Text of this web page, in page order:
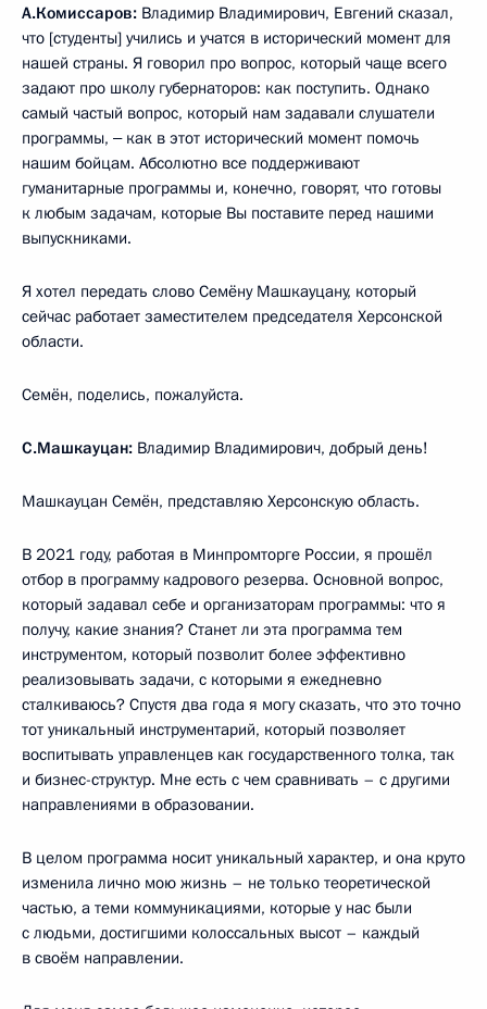
А.Комиссаров: Владимир Владимирович, Евгений сказал,
что [студенты] учились и учатся в исторический момент для
нашей страны. Я говорил про вопрос, который чаще всего
задают про школу губернаторов: как поступить. Однако
самый частый вопрос, который нам задавали слушатели
программы, ‒ как в этот исторический момент помочь
нашим бойцам. Абсолютно все поддерживают
гуманитарные программы и, конечно, говорят, что готовы
к любым задачам, которые Вы поставите перед нашими
выпускниками.
Я хотел передать слово Семёну Машкауцану, который
сейчас работает заместителем председателя Херсонской
области.
Семён, поделись, пожалуйста.
С.Машкауцан: Владимир Владимирович, добрый день!
Машкауцан Семён, представляю Херсонскую область.
В 2021 году, работая в Минпромторге России, я прошёл
отбор в программу кадрового резерва. Основной вопрос,
который задавал себе и организаторам программы: что я
получу, какие знания? Станет ли эта программа тем
инструментом, который позволит более эффективно
реализовывать задачи, с которыми я ежедневно
сталкиваюсь? Спустя два года я могу сказать, что это точно
тот уникальный инструментарий, который позволяет
воспитывать управленцев как государственного толка, так
и бизнес-структур. Мне есть с чем сравнивать – с другими
направлениями в образовании.
В целом программа носит уникальный характер, и она круто
изменила лично мою жизнь – не только теоретической
частью, а теми коммуникациями, которые у нас были
с людьми, достигшими колоссальных высот – каждый
в своём направлении.